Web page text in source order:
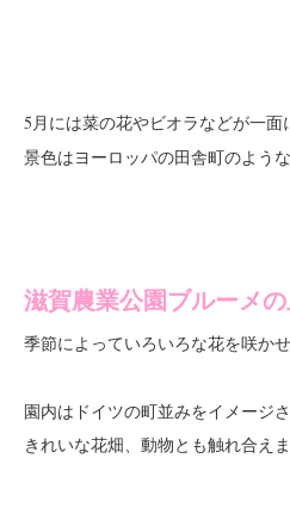
5月には菜の花やビオラ などが一面
景色はヨーロッパの田舎町のよう
滋賀農業公園ブルーメ
季節によっていろいろな花を咲か
園内はドイツの町並みをイメージ
きれいな花畑、動物とも触れ合えま